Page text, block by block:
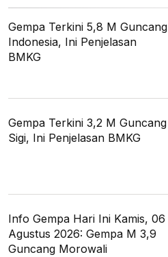
Gempa Terkini 5,8 M Guncang
Indonesia, Ini Penjelasan
BMKG
Gempa Terkini 3,2 M Guncang
Sigi, Ini Penjelasan BMKG
Info Gempa Hari Ini Kamis, 06
Agustus 2026: Gempa M 3,9
Guncang Morowali